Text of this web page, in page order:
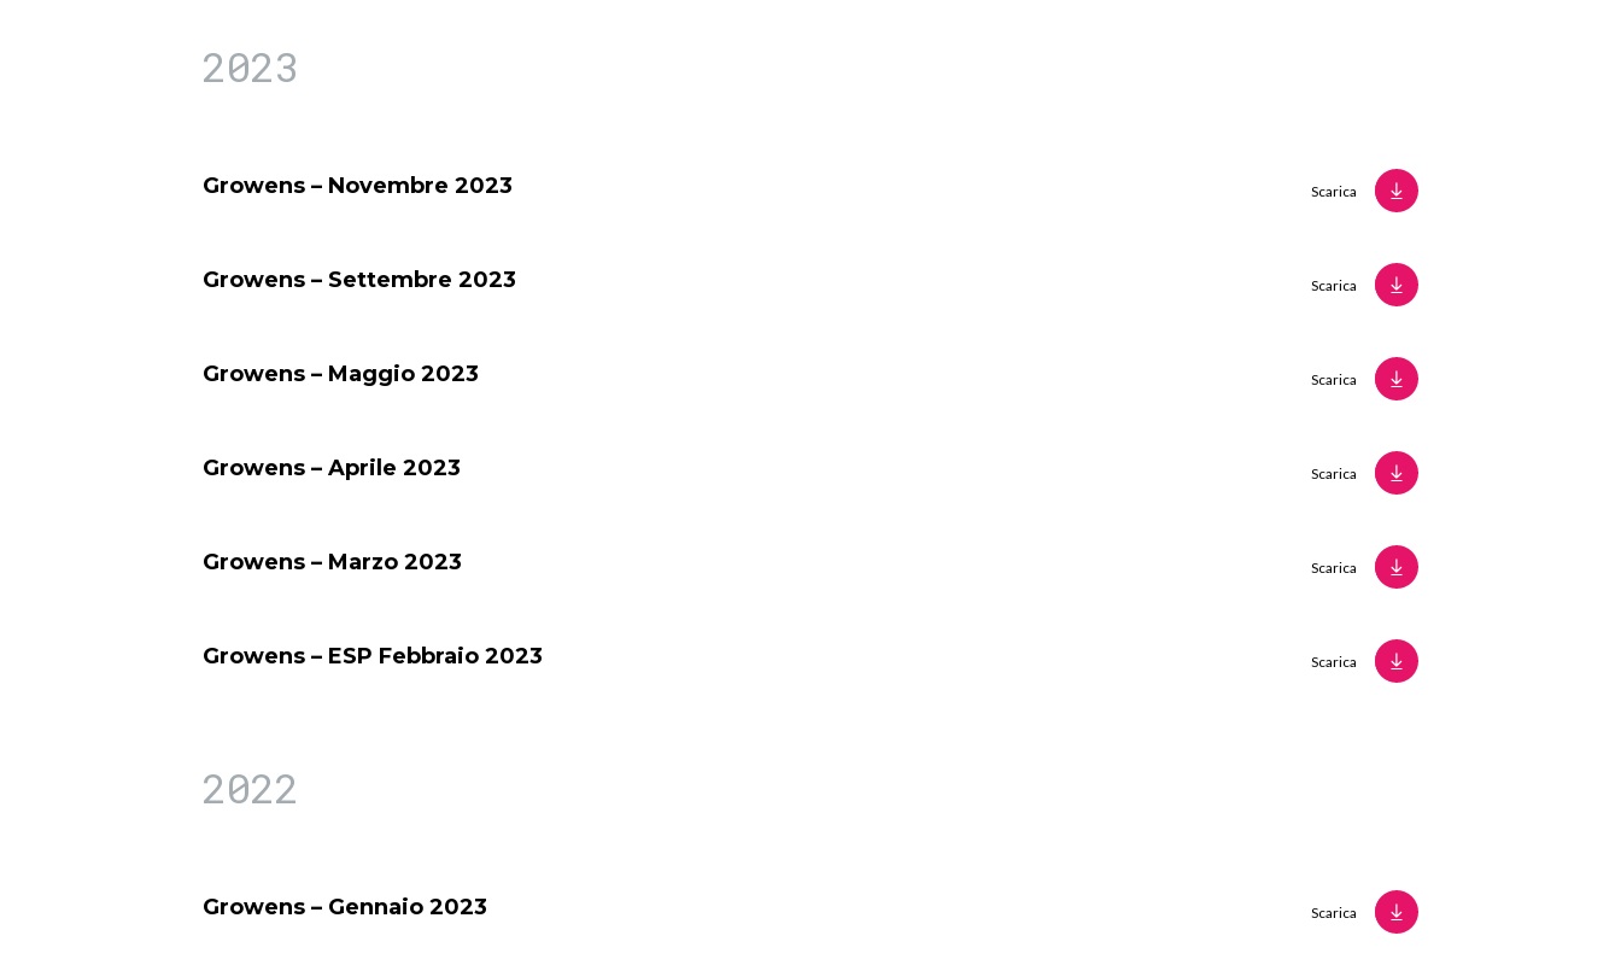
2023
Growens – Novembre 2023 Scarica
Growens – Settembre 2023 Scarica
Growens – Maggio 2023 Scarica
Growens – Aprile 2023 Scarica
Growens – Marzo 2023 Scarica
Growens – ESP Febbraio 2023 Scarica
2022
Growens – Gennaio 2023 Scarica